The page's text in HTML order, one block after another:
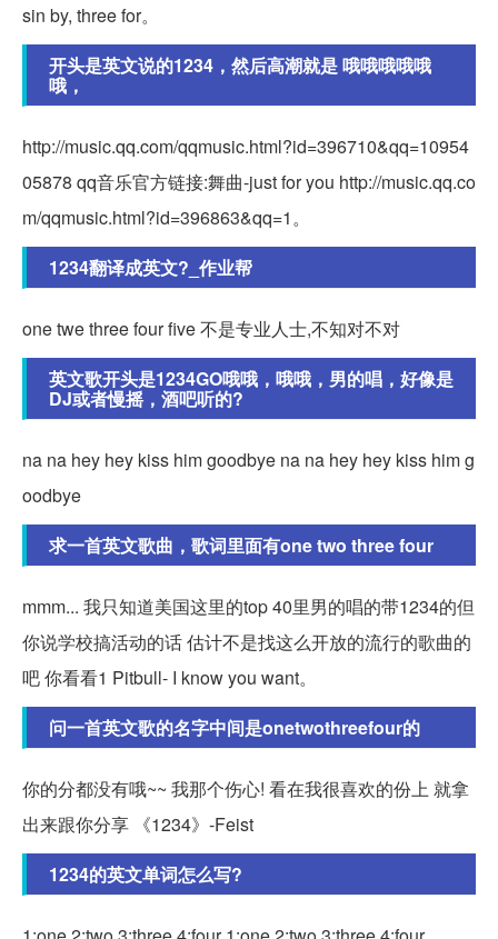
sin by, three for。
开头是英文说的1234，然后高潮就是 哦哦哦哦哦
哦，
http://music.qq.com/qqmusic.html?id=396710&qq=10954
05878 qq音乐官方链接:舞曲-just for you http://music.qq.co
m/qqmusic.html?id=396863&qq=1。
1234翻译成英文?_作业帮
one twe three four five 不是专业人士,不知对不对
英文歌开头是1234GO哦哦，哦哦，男的唱，好像是
DJ或者慢摇，酒吧听的?
na na hey hey kiss him goodbye na na hey hey kiss him g
oodbye
求一首英文歌曲，歌词里面有one two three four
mmm... 我只知道美国这里的top 40里男的唱的带1234的但
你说学校搞活动的话 估计不是找这么开放的流行的歌曲的
吧 你看看1 Pitbull- I know you want。
问一首英文歌的名字中间是onetwothreefour的
你的分都没有哦~~ 我那个伤心! 看在我很喜欢的份上 就拿
出来跟你分享 《1234》-Feist
1234的英文单词怎么写?